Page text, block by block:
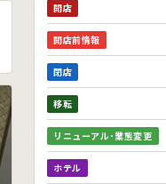
開店
開店前情報
閉店
移転
リニューアル･業態変更
ホテル